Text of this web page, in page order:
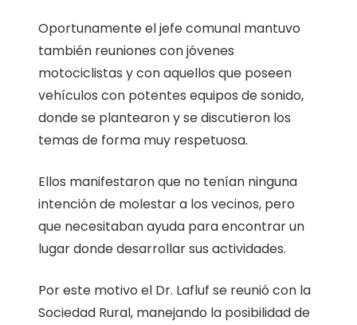
Oportunamente el jefe comunal mantuvo
también reuniones con jóvenes
motociclistas y con aquellos que poseen
vehículos con potentes equipos de sonido,
donde se plantearon y se discutieron los
temas de forma muy respetuosa.
Ellos manifestaron que no tenían ninguna
intención de molestar a los vecinos, pero
que necesitaban ayuda para encontrar un
lugar donde desarrollar sus actividades.
Por este motivo el Dr. Lafluf se reunió con la
Sociedad Rural, manejando la posibilidad de